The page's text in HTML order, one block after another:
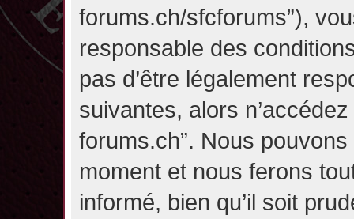
forums.ch/sfcforums”),
responsable des
pas d’être légalement
suivantes, alors
forums.ch”. Nous
moment et nous ferons
informé, bien qu’il soit